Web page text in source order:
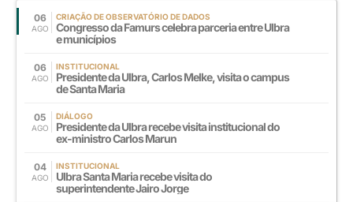
06
AGO
CRIAÇÃO DE OBSERVATÓRIO DE DADOS
Congresso da Famurs celebra parceria entre Ulbra
e municípios
06
AGO
INSTITUCIONAL
Presidente da Ulbra, Carlos Melke, visita o campus
de Santa Maria
05
AGO
DIÁLOGO
Presidente da Ulbra recebe visita institucional do
ex-ministro Carlos Marun
04
AGO
INSTITUCIONAL
Ulbra Santa Maria recebe visita do
superintendente Jairo Jorge